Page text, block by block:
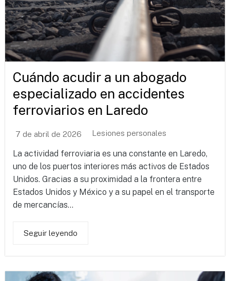
Cuándo acudir a un abogado
especializado en accidentes
ferroviarios en Laredo
7 de abril de 2026 Lesiones personales
La actividad ferroviaria es una constante en Laredo,
uno de los puertos interiores más activos de Estados
Unidos. Gracias a su proximidad a la frontera entre
Estados Unidos y México y a su papel en el transporte
de mercancías...
Seguir leyendo